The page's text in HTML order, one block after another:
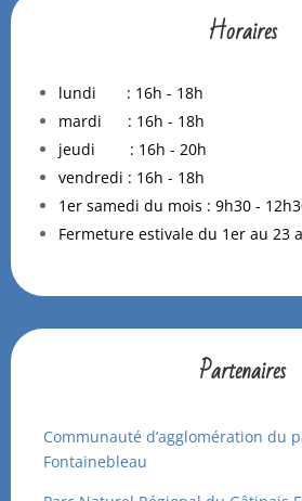
Horaires
lundi : 16h - 18h
mardi : 16h - 18h
jeudi : 16h - 20h
vendredi : 16h - 18h
1er samedi du mois : 9h30 -
Fermeture estivale du 1er au 23
Partenaires
Communauté d’agglomération du
Fontainebleau